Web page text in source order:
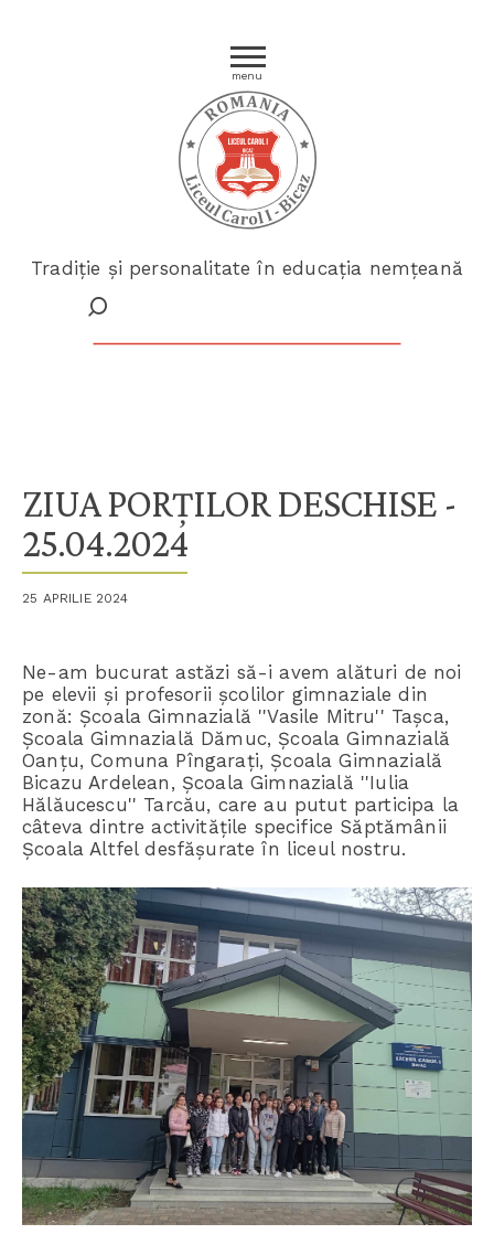
Tradiție și personalitate în educația nemțeană
menu
ZIUA PORȚILOR DESCHISE -
25.04.2024
25 APRILIE 2024
Ne-am bucurat astăzi să-i avem alături de noi
pe elevii și profesorii școlilor gimnaziale din
zonă: Școala Gimnazială ''Vasile Mitru'' Tașca,
Școala Gimnazială Dămuc, Școala Gimnazială
Oanțu, Comuna Pîngarați, Școala Gimnazială
Bicazu Ardelean, Școala Gimnazială ''Iulia
Hălăucescu'' Tarcău, care au putut participa la
câteva dintre activitățile specifice Săptămânii
Școala Altfel desfășurate în liceul nostru.